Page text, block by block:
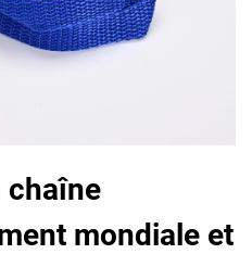
chaîne
mondiale et